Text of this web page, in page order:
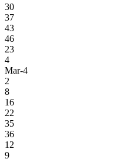
30
37
43
46
23
4
Mar-4
2
8
16
22
35
36
12
9